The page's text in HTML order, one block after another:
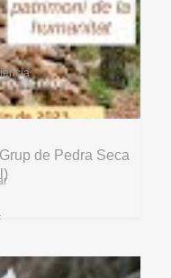
de Pedra Seca